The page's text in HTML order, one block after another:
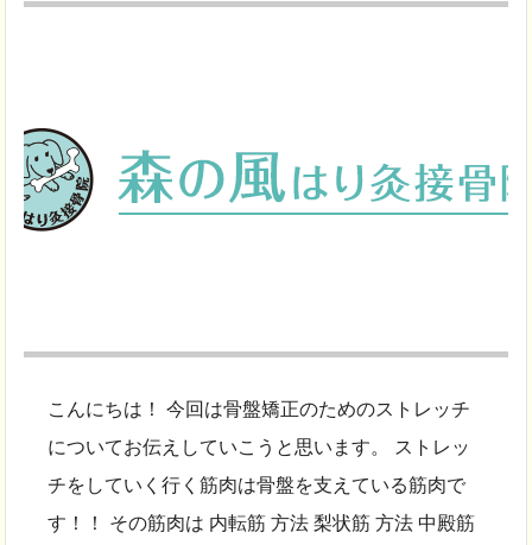
こんにちは！ 今回は骨盤矯正のためのストレッチ
についてお伝えしていこうと思います。 ストレッ
チをしていく行く筋肉は骨盤を支えている筋肉で
す！！ その筋肉は 内転筋 方法 梨状筋 方法 中殿筋